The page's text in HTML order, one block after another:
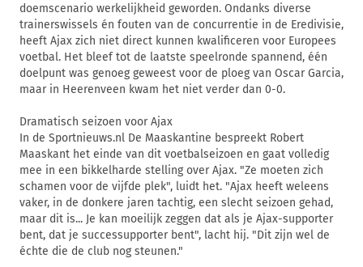
doemscenario werkelijkheid geworden. Ondanks diverse
trainerswissels én fouten van de concurrentie in de Eredivisie,
heeft Ajax zich niet direct kunnen kwalificeren voor Europees
voetbal. Het bleef tot de laatste speelronde spannend, één
doelpunt was genoeg geweest voor de ploeg van Oscar Garcia,
maar in Heerenveen kwam het niet verder dan 0-0.
Dramatisch seizoen voor Ajax
In de Sportnieuws.nl De Maaskantine bespreekt Robert
Maaskant het einde van dit voetbalseizoen en gaat volledig
mee in een bikkelharde stelling over Ajax. "Ze moeten zich
schamen voor de vijfde plek", luidt het. "Ajax heeft weleens
vaker, in de donkere jaren tachtig, een slecht seizoen gehad,
maar dit is... Je kan moeilijk zeggen dat als je Ajax-supporter
bent, dat je successupporter bent", lacht hij. "Dit zijn wel de
échte die de club nog steunen."